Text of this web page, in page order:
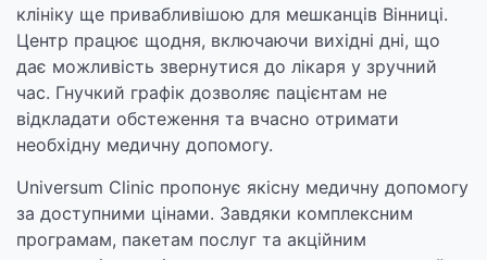
клініку ще привабливішою для мешканців Вінниці.
Центр працює щодня, включаючи вихідні дні, що
дає можливість звернутися до лікаря у зручний
час. Гнучкий графік дозволяє пацієнтам не
відкладати обстеження та вчасно отримати
необхідну медичну допомогу.
Universum Clinic пропонує якісну медичну допомогу
за доступними цінами. Завдяки комплексним
програмам, пакетам послуг та акційним